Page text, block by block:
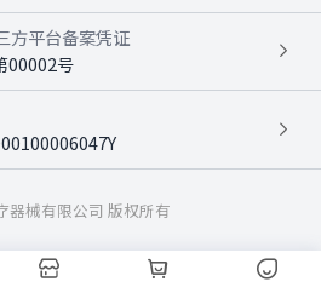
方平台备案凭证
00002号
器械有限公司 版权所有